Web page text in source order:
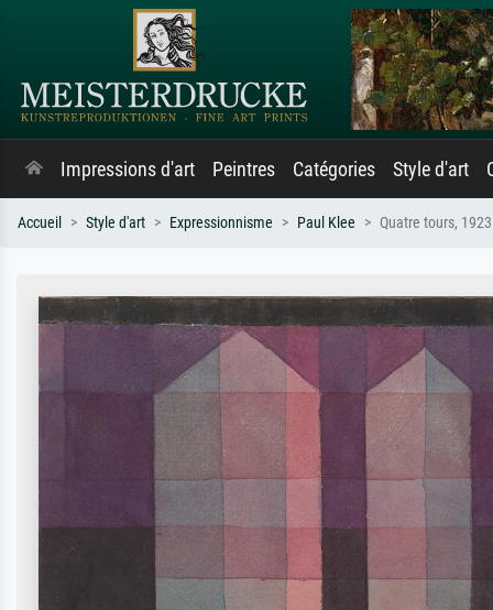
Impressions d'art Peintres Catégories Style d'art
Accueil Style d'art Expressionnisme Paul Klee Quatre tours, 1923